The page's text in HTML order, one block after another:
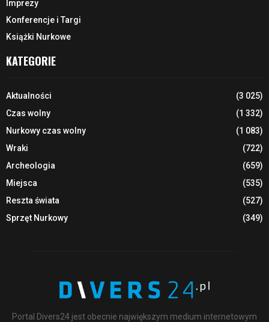
Imprezy
Konferencje i Targi
Książki Nurkowe
KATEGORIE
Aktualności
(3 025)
Czas wolny
(1 332)
Nurkowy czas wolny
(1 083)
Wraki
(722)
Archeologia
(659)
Miejsca
(535)
Reszta świata
(527)
Sprzęt Nurkowy
(349)
Portal Divers24 jest obecnie największym medium internetowym